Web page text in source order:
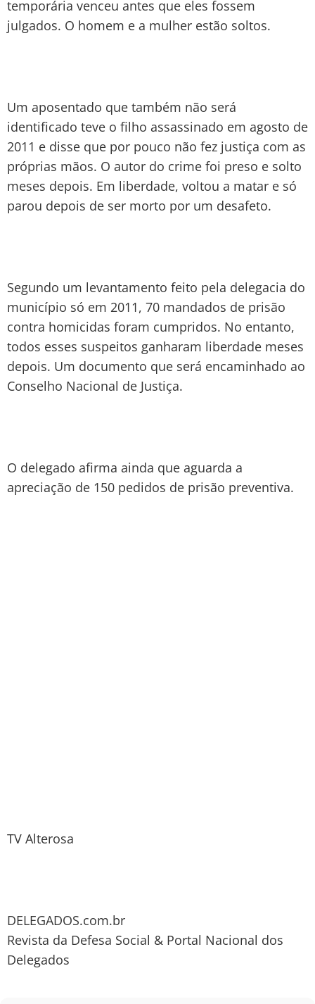
temporária venceu antes que eles fossem
julgados. O homem e a mulher estão soltos.
Um aposentado que também não será
identificado teve o filho assassinado em agosto de
2011 e disse que por pouco não fez justiça com as
próprias mãos. O autor do crime foi preso e solto
meses depois. Em liberdade, voltou a matar e só
parou depois de ser morto por um desafeto.
Segundo um levantamento feito pela delegacia do
município só em 2011, 70 mandados de prisão
contra homicidas foram cumpridos. No entanto,
todos esses suspeitos ganharam liberdade meses
depois. Um documento que será encaminhado ao
Conselho Nacional de Justiça.
O delegado afirma ainda que aguarda a
apreciação de 150 pedidos de prisão preventiva.
TV Alterosa
DELEGADOS.com.br
Revista da Defesa Social & Portal Nacional dos
Delegados